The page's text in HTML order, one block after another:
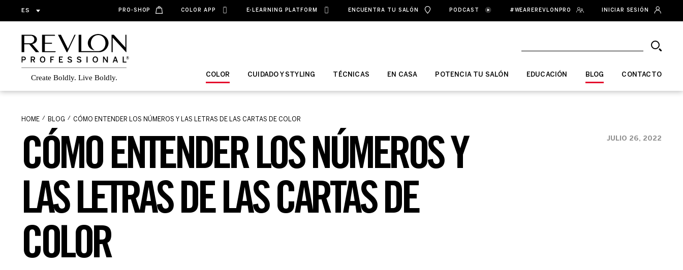
ES PRO-SHOP COLOR APP E-LEARNING PLATFORM ENCUENTRA TU SALÓN PODCAST #WEAREREVLONPRO INICIAR SESIÓN
COLOR CUIDADO Y STYLING TÉCNICAS EN CASA POTENCIA TU SALÓN EDUCACIÓN BLOG CONTACTO
HOME BLOG CÓMO ENTENDER LOS NÚMEROS Y LAS LETRAS DE LAS CARTAS DE COLOR
CÓMO ENTENDER LOS NÚMEROS Y
LAS LETRAS DE LAS CARTAS DE
COLOR
JULIO 26, 2022